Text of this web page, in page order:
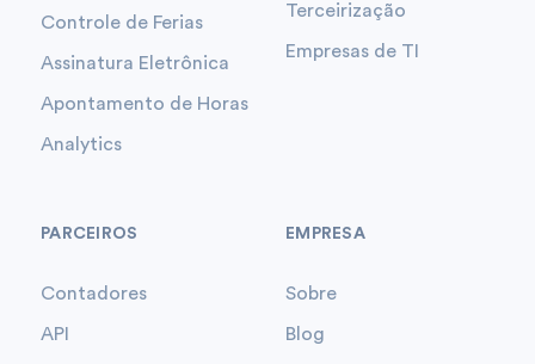
Controle de Ferias
Assinatura Eletrônica
Apontamento de Horas
Analytics
Terceirização
Empresas de TI
PARCEIROS
Contadores
API
EMPRESA
Sobre
Blog